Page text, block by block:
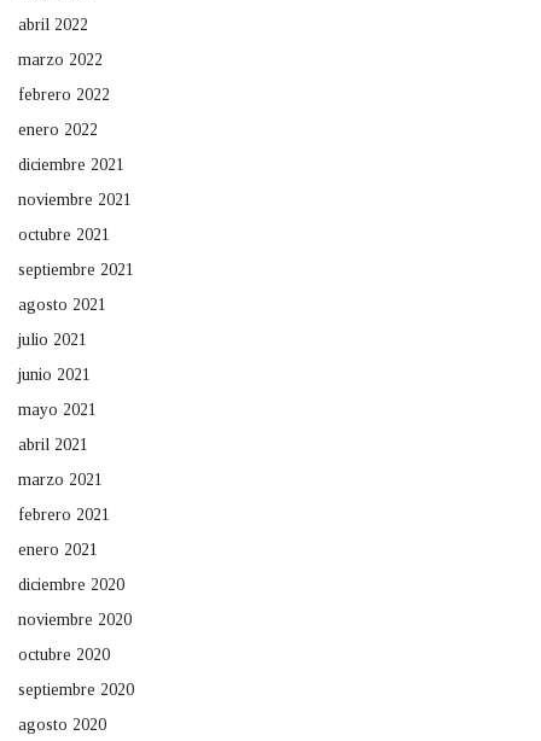
abril 2022
marzo 2022
febrero 2022
enero 2022
diciembre 2021
noviembre 2021
octubre 2021
septiembre 2021
agosto 2021
julio 2021
junio 2021
mayo 2021
abril 2021
marzo 2021
febrero 2021
enero 2021
diciembre 2020
noviembre 2020
octubre 2020
septiembre 2020
agosto 2020